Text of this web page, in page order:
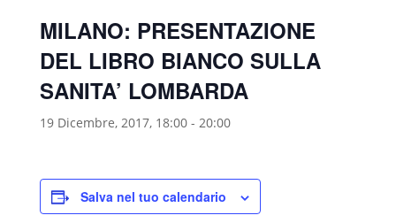
MILANO: PRESENTAZIONE
DEL LIBRO BIANCO SULLA
SANITA’ LOMBARDA
19 Dicembre, 2017, 18:00- 20:00
Salva nel tuo calendario